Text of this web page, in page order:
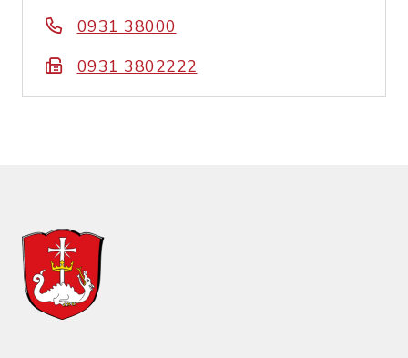
0931 38000
0931 3802222